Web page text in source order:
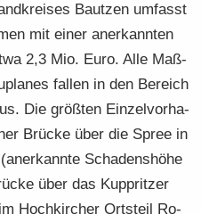
Baut­zen um­fasst
mit einer an­er­kann­ten
2,3 Mio. Euro. Alle Maß­
fal­len in den Be­reich
Die größ­ten Ein­zel­vor­ha­
Brü­cke über die Spree in
Scha­dens­hö­he
über das Kup­prit­zer
Hoch­kir­cher Orts­teil Ro­